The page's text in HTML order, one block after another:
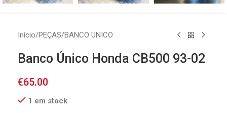
Início/PEÇAS/BANCO UNICO
Banco Único Honda CB500 93-02
€65.00
1 em stock